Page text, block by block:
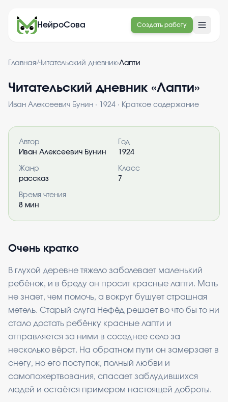
НейроСова Создать работу
Главная›Читательский дневник›Лапти
Читательский дневник «Лапти»
Иван Алексеевич Бунин · 1924 · Краткое содержание
Информация о книге
Автор
Иван Алексеевич Бунин
Год
1924
Жанр
рассказ
Класс
7
Время чтения
8 мин
Очень кратко
В глухой деревне тяжело заболевает маленький
ребёнок, и в бреду он просит красные лапти. Мать
не знает, чем помочь, а вокруг бушует страшная
метель. Старый слуга Нефёд решает во что бы то ни
стало достать ребёнку красные лапти и
отправляется за ними в соседнее село за
несколько вёрст. На обратном пути он замерзает в
снегу, но его поступок, полный любви и
самопожертвования, спасает заблудившихся
людей и остаётся примером настоящей доброты.